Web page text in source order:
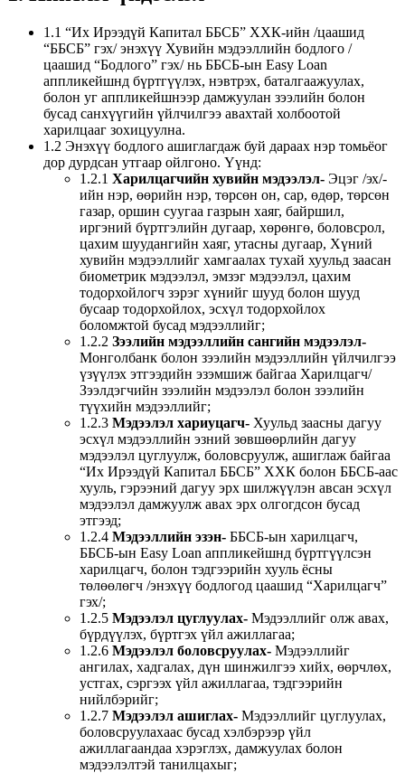
1.1 “Их Ирээдүй Капитал ББСБ” ХХК-ийн /цаашид
“ББСБ” гэх/ энэхүү Хувийн мэдээллийн бодлого /
цаашид “Бодлого” гэх/ нь ББСБ-ын Easy Loan
аппликейшнд бүртгүүлэх, нэвтрэх, баталгаажуулах,
болон уг аппликейшнээр дамжуулан зээлийн болон
бусад санхүүгийн үйлчилгээ авахтай холбоотой
харилцааг зохицуулна.
1.2 Энэхүү бодлого ашиглагдаж буй дараах нэр томьёог
дор дурдсан утгаар ойлгоно. Үүнд:
1.2.1 Харилцагчийн хувийн мэдээлэл- Эцэг /эх/-
ийн нэр, өөрийн нэр, төрсөн он, сар, өдөр, төрсөн
газар, оршин суугаа газрын хаяг, байршил,
иргэний бүртгэлийн дугаар, хөрөнгө, боловсрол,
цахим шуудангийн хаяг, утасны дугаар, Хүний
хувийн мэдээллийг хамгаалах тухай хуульд заасан
биометрик мэдээлэл, эмзэг мэдээлэл, цахим
тодорхойлогч зэрэг хүнийг шууд болон шууд
бусаар тодорхойлох, эсхүл тодорхойлох
боломжтой бусад мэдээллийг;
1.2.2 Зээлийн мэдээллийн сангийн мэдээлэл-
Монголбанк болон зээлийн мэдээллийн үйлчилгээ
үзүүлэх этгээдийн эзэмшиж байгаа Харилцагч/
Зээлдэгчийн зээлийн мэдээлэл болон зээлийн
түүхийн мэдээллийг;
1.2.3 Мэдээлэл хариуцагч- Хуульд заасны дагуу
эсхүл мэдээллийн эзний зөвшөөрлийн дагуу
мэдээлэл цуглуулж, боловсруулж, ашиглаж байгаа
“Их Ирээдүй Капитал ББСБ” ХХК болон ББСБ-аас
хууль, гэрээний дагуу эрх шилжүүлэн авсан эсхүл
мэдээлэл дамжуулж авах эрх олгогдсон бусад
этгээд;
1.2.4 Мэдээллийн эзэн- ББСБ-ын харилцагч,
ББСБ-ын Easy Loan аппликейшнд бүртгүүлсэн
харилцагч, болон тэдгээрийн хууль ёсны
төлөөлөгч /энэхүү бодлогод цаашид “Харилцагч”
гэх/;
1.2.5 Мэдээлэл цуглуулах- Мэдээллийг олж авах,
бүрдүүлэх, бүртгэх үйл ажиллагаа;
1.2.6 Мэдээлэл боловсруулах- Мэдээллийг
ангилах, хадгалах, дүн шинжилгээ хийх, өөрчлөх,
устгах, сэргээх үйл ажиллагаа, тэдгээрийн
нийлбэрийг;
1.2.7 Мэдээлэл ашиглах- Мэдээллийг цуглуулах,
боловсруулахаас бусад хэлбэрээр үйл
ажиллагаандаа хэрэглэх, дамжуулах болон
мэдээлэлтэй танилцахыг;